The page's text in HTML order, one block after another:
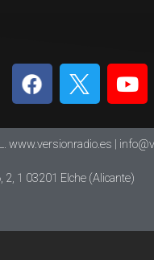
www.versionradio.es |
2, 1 03201 Elche (Alicante)